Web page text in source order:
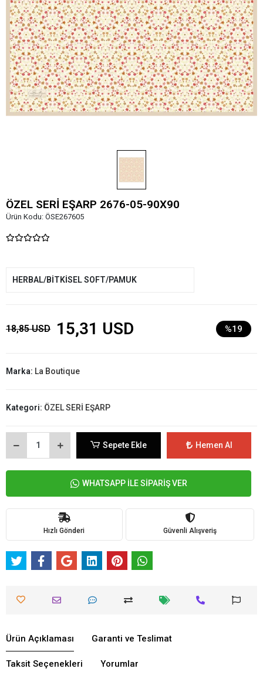
ÖZEL SERİ EŞARP 2676-05-90X90
Ürün Kodu: ÖSE267605
HERBAL/BİTKİSEL SOFT/PAMUK
18,85 USD 15,31 USD %19
Marka: La Boutique
Kategori: ÖZEL SERİ EŞARP
Sepete Ekle Hemen Al
WHATSAPP İLE SİPARİŞ VER
Hızlı Gönderi Güvenli Alışveriş
Ürün Açıklaması Garanti ve Teslimat
Taksit Seçenekleri Yorumlar